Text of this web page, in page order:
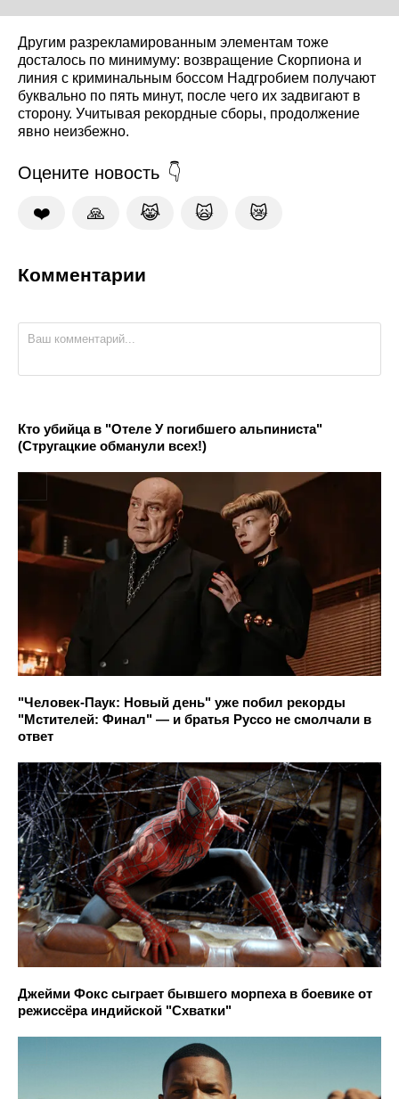
Другим разрекламированным элементам тоже
досталось по минимуму: возвращение Скорпиона и
линия с криминальным боссом Надгробием получают
буквально по пять минут, после чего их задвигают в
сторону. Учитывая рекордные сборы, продолжение
явно неизбежно.
Оцените новость
❤️ 🙏 😹 🙀 😿
Комментарии
Кто убийца в "Отеле У погибшего альпиниста"
(Стругацкие обманули всех!)
"Человек-Паук: Новый день" уже побил рекорды
"Мстителей: Финал" — и братья Руссо не смолчали в
ответ
Джейми Фокс сыграет бывшего морпеха в боевике от
режиссёра индийской "Схватки"